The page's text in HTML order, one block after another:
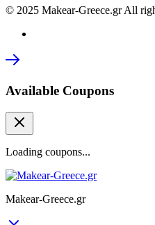
© 2025 Makear-Greece.gr All
Available Coupons
Loading coupons...
Makear-Greece.gr